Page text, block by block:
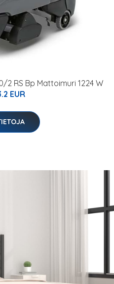
2 RS Bp Mattoimuri 1224 W
EUR